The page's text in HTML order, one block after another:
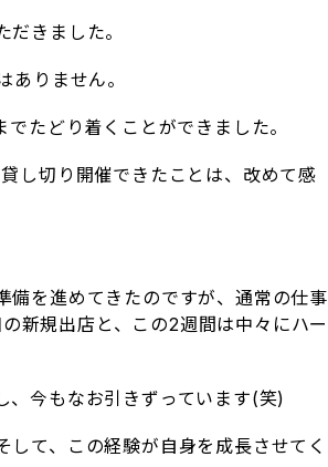
きました。
りません。
たどり着くことができました。
し切り開催できたことは、改めて感
備を進めてきたのですが、通常の仕事
新規出店と、この2週間は中々にハー
、今もなお引きずっています(笑)
て、この経験が自身を成長させてく